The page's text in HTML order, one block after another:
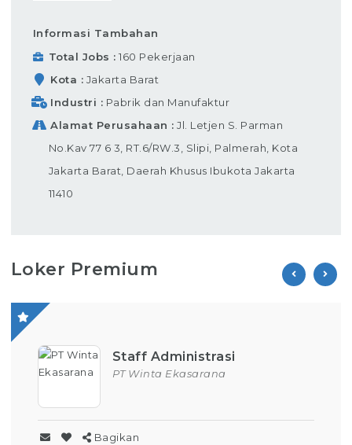
Informasi Tambahan
Total Jobs
160 Pekerjaan
Kota
Jakarta Barat
Industri
Pabrik dan Manufaktur
Alamat Perusahaan
Jl. Letjen S. Parman
No.Kav 77 6 3, RT.6/RW.3, Slipi, Palmerah, Kota
Jakarta Barat, Daerah Khusus Ibukota Jakarta
11410
Loker Premium
Staff Administrasi
PT Winta Ekasarana
Bagikan